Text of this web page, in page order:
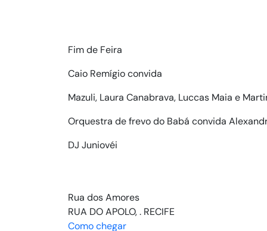
Fim de Feira
Caio Remígio convida
Mazuli, Laura Canabrava, Luccas Maia e
Orquestra de frevo do Babá convida
DJ Juniovéi
Rua dos Amores
RUA DO APOLO, . RECIFE
Como chegar